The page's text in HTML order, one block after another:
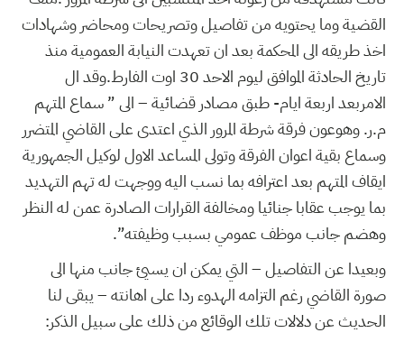
القضية وما يحتويه من تفاصيل وتصريحات ومحاضر وشهادات
اخذ طريقه الى المحكمة بعد ان تعهدت النيابة العمومية منذ
تاريخ الحادثة الموافق ليوم الاحد 30 اوت الفارط.وقد ال
الامربعد اربعة ايام- طبق مصادر قضائية – الى ” سماع المتهم
م.ر. وهوعون فرقة شرطة المرور الذي اعتدى على القاضي المتضرر
وسماع بقية اعوان الفرقة وتولى المساعد الاول لوكيل الجمهورية
ايقاف المتهم بعد اعترافه بما نسب اليه ووجهت له تهم التهديد
بما يوجب عقابا جنائيا ومخالفة القرارات الصادرة عمن له النظر
وهضم جانب موظف عمومي بسبب وظيفته”.
وبعيدا عن التفاصيل – التي يمكن ان يسيئ جانب منها الى
صورة القاضي رغم التزامه الهدوء ردا على اهانته – يبقى لنا
الحديث عن دلالات تلك الوقائع من ذلك على سبيل الذكر: